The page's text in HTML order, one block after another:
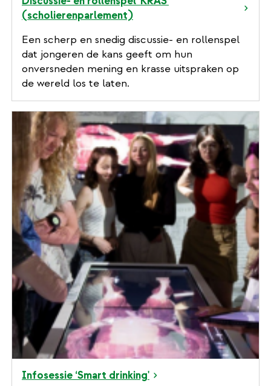
(scholierenparlement)
Een scherp en snedig discussie- en rollenspel
dat jongeren de kans geeft om hun
onversneden mening en krasse uitspraken op
de wereld los te laten.
Infosessie ‘Smart drinking'